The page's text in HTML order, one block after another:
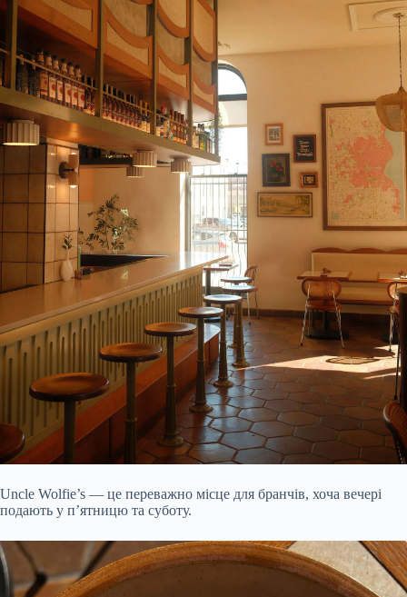
Uncle Wolfie’s — це переважно місце для бранчів, хоча вечері
подають у п’ятницю та суботу.